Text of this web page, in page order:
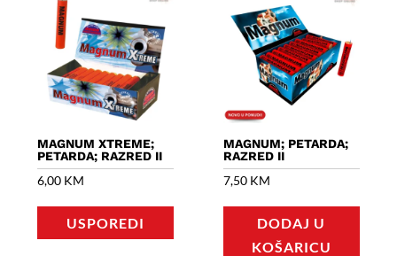
MAGNUM XTREME;
PETARDA; RAZRED II
6,00 KM
USPOREDI
MAGNUM; PETARDA;
RAZRED II
7,50 KM
DODAJ U
KOŠARICU